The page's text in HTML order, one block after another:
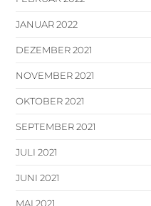
JANUAR 2022
DEZEMBER 2021
NOVEMBER 2021
OKTOBER 2021
SEPTEMBER 2021
JULI 2021
JUNI 2021
MAI 2021